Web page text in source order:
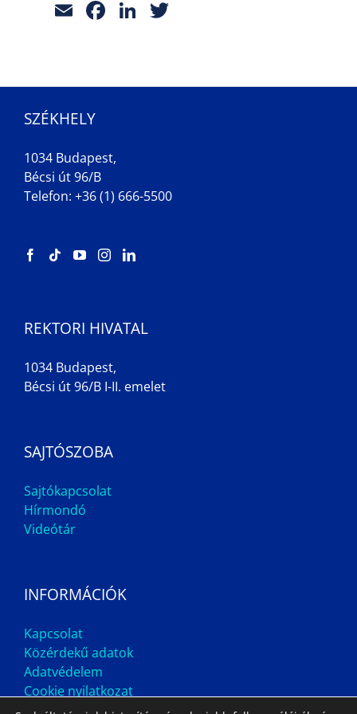
EmailFacebook
LinkedIn
SZÉKHELY
1034 Budapest,
Bécsi út 96/B
Telefon: +36 (1) 666-5500
REKTORI HIVATAL
1034 Budapest,
Bécsi út 96/B I-II. emelet
SAJTÓSZOBA
Sajtókapcsolat
Hírmondó
Videótár
INFORMÁCIÓK
Kapcsolat
Közérdekű adatok
Adatvédelem
Cookie nyilatkozat